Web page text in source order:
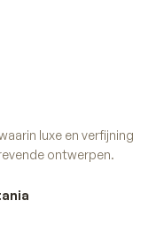
luxe en verfijning
ontwerpen.